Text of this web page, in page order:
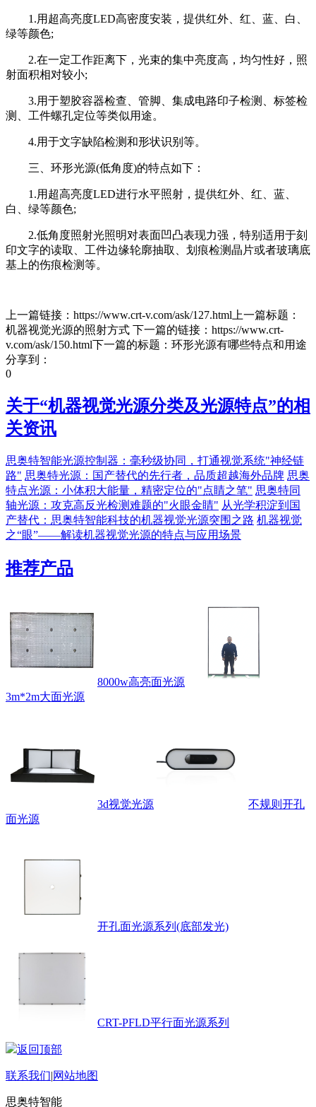
1.用超高亮度LED高密度安装，提供红外、红、蓝、白、
绿等颜色;
2.在一定工作距离下，光束的集中亮度高，均匀性好，照
射面积相对较小;
3.用于塑胶容器检查、管脚、集成电路印子检测、标签检
测、工件螺孔定位等类似用途。
4.用于文字缺陷检测和形状识别等。
三、环形光源(低角度)的特点如下：
1.用超高亮度LED进行水平照射，提供红外、红、蓝、
白、绿等颜色;
2.低角度照射光照明对表面凹凸表现力强，特别适用于刻
印文字的读取、工件边缘轮廓抽取、划痕检测晶片或者玻璃底
基上的伤痕检测等。
上一篇链接：https://www.crt-v.com/ask/127.html上一篇标题：
机器视觉光源的照射方式 下一篇的链接：https://www.crt-
v.com/ask/150.html下一篇的标题：环形光源有哪些特点和用途
分享到：
0
关于“机器视觉光源分类及光源特点”的相
关资讯
思奥特智能光源控制器：毫秒级协同，打通视觉系统"神经链
路" 思奥特光源：国产替代的先行者，品质超越海外品牌 思奥
特点光源：小体积大能量，精密定位的"点睛之笔" 思奥特同
轴光源：攻克高反光检测难题的"火眼金睛" 从光学积淀到国
产替代：思奥特智能科技的机器视觉光源突围之路 机器视觉
之“眼”——解读机器视觉光源的特点与应用场景
推荐产品
8000w高亮面光源
3m*2m大面光源
3d视觉光源
不规则开孔
面光源
开孔面光源系列(底部发光)
CRT-PFLD平行面光源系列
返回顶部
联系我们|网站地图
思奥特智能